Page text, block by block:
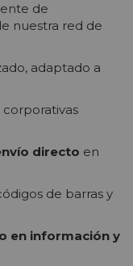
de
nuestra red de
adaptado a
corporativas
directo en
de barras y
en información y